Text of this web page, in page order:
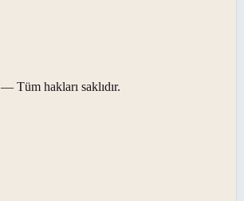
— Tüm hakları saklıdır.